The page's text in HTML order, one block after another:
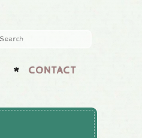
CONTACT